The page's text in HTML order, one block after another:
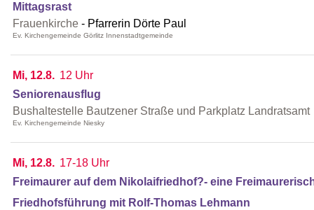
Mittagsrast
Frauenkirche
Pfarrerin Dörte Paul
Ev. Kirchengemeinde Görlitz Innenstadtgemeinde
Mi, 12.8. 12 Uhr
Seniorenausflug
Bushaltestelle Bautzener Straße und Parkplatz Landratsamt
Ev. Kirchengemeinde Niesky
Mi, 12.8. 17-18 Uhr
Freimaurer auf dem Nikolaifriedhof?- eine
Friedhofsführung mit Rolf-Thomas Lehmann